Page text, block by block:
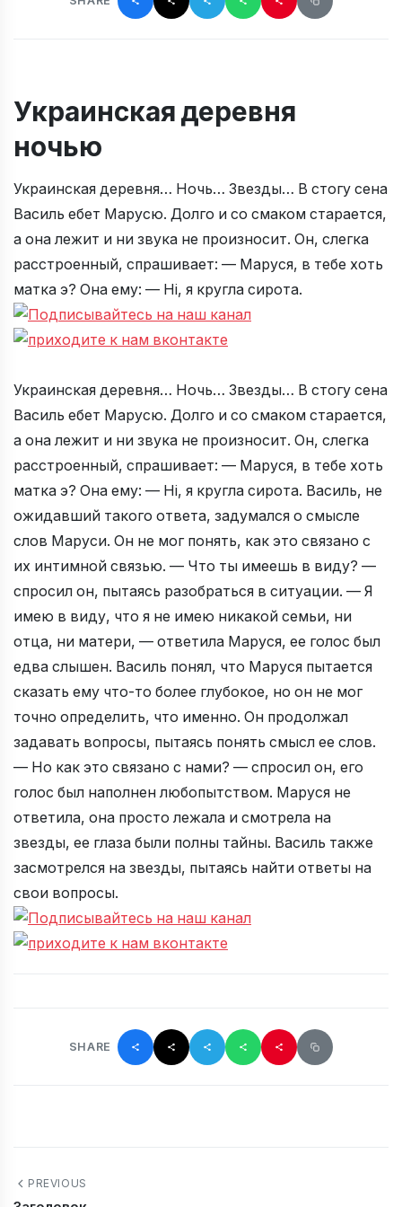
Украинская деревня
ночью
Украинская деревня… Ночь… Звезды… В стогу сена
Василь ебет Марусю. Долго и со смаком старается,
а она лежит и ни звука не произносит. Он, слегка
расстроенный, спрашивает: — Маруся, в тебе хоть
матка э? Она ему: — Нi, я кругла сирота.
Украинская деревня… Ночь… Звезды… В стогу сена
Василь ебет Марусю. Долго и со смаком старается,
а она лежит и ни звука не произносит. Он, слегка
расстроенный, спрашивает: — Маруся, в тебе хоть
матка э? Она ему: — Нi, я кругла сирота. Василь, не
ожидавший такого ответа, задумался о смысле
слов Маруси. Он не мог понять, как это связано с
их интимной связью. — Что ты имеешь в виду? —
спросил он, пытаясь разобраться в ситуации. — Я
имею в виду, что я не имею никакой семьи, ни
отца, ни матери, — ответила Маруся, ее голос был
едва слышен. Василь понял, что Маруся пытается
сказать ему что-то более глубокое, но он не мог
точно определить, что именно. Он продолжал
задавать вопросы, пытаясь понять смысл ее слов.
— Но как это связано с нами? — спросил он, его
голос был наполнен любопытством. Маруся не
ответила, она просто лежала и смотрела на
звезды, ее глаза были полны тайны. Василь также
засмотрелся на звезды, пытаясь найти ответы на
свои вопросы.
SHARE
PREVIOUS